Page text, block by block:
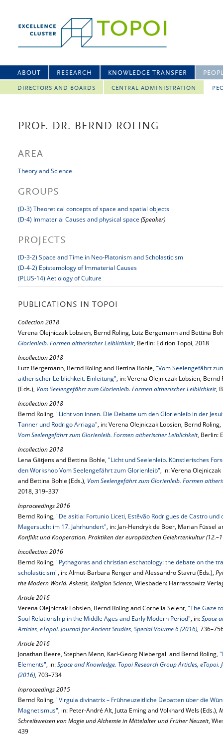
ABOUT RESEARCH KNOWLEDGE TRANSFER
DIRECTORS AND BOARDS CENTRAL ADMINISTRATION
PROF. DR. BERND ROLING
AREA
Theory and Science
GROUPS
(D-3) Theoretical concepts of space and spatial objects
(D-4) Immaterial Causes and physical space (Speaker)
PROJECTS
(D-3-2) Space and Time in Neo-Platonism and Scholasticism
(D-4-2) Epistemology of Immaterial Causes
(PLUS-14) Aetiology of Culture
PUBLICATIONS IN TOPOI
Collection 2018
Verena Olejniczak Lobsien, Bernd Roling, Lutz Bergemann and Bettina
Glorienleib. Formen aitherischer Leiblichkeit, Berlin: Edition Topoi, 2018
Incollection 2018
Lutz Bergemann, Bernd Roling and Bettina Bohle, "Vom Seelengefährt
aitherischer Leiblichkeit. Einleitung", in: Verena Olejniczak Lobsien,
(Eds.), Vom Seelengefährt zum Glorienleib. Formen aitherischer Leiblichkeit,
Incollection 2018
Bernd Roling, "Licht von innen. Die Debatte um den Glorienleib in der
Tanner und Rodrigo Arriaga", in: Verena Olejniczak Lobsien, Bernd
Vom Seelengefährt zum Glorienleib. Formen aitherischer Leiblichkeit, Berlin:
Incollection 2018
Lena Gätjens and Bettina Bohle, "Licht und Seelenleib. Künstlerisches
den Workshop Vom Seelengefährt zum Glorienleib", in: Verena
and Bettina Bohle (Eds.), Vom Seelengefährt zum Glorienleib. Formen
2018, 319–337
Inproceedings 2016
Bernd Roling, "De asitia: Fortunio Liceti, Estêvão Rodrigues de Castro
Magersucht im 17. Jahrhundert", in: Jan-Hendryk de Boer, Marian Füssel
Konflikt und Kooperation. Praktiken der europäischen Gelehrtenkultur
Incollection 2016
Bernd Roling, "Pythagoras and christian eschatology: the debate on the
scholasticism", in: Almut-Barbara Renger and Alessandro Stavru (Eds.),
the Modern World. Askesis, Religion Science, Wiesbaden: Harrassowitz
Article 2016
Verena Olejniczak Lobsien, Bernd Roling and Cornelia Selent, "The Gaze
Soul Relationship in the Middle Ages and Early Modern Period", in:Space
Articles, eTopoi. Journal for Ancient Studies, Special Volume 6 (2016),
Article 2016
Jonathan Beere, Stephen Menn, Karl-Georg Niebergall and Bernd Roling,
Elements", in:Space and Knowledge. Topoi Research Group Articles,
(2016), 703–734
Inproceedings 2015
Bernd Roling, "Virgula divinatrix – Frühneuzeitliche Debatten über die
Magnetismus", in: Peter-André Alt, Jutta Eming and Volkhard Wels (Eds.),
Schreibweisen von Magie und Alchemie in Mittelalter und Früher Neuzeit,
439